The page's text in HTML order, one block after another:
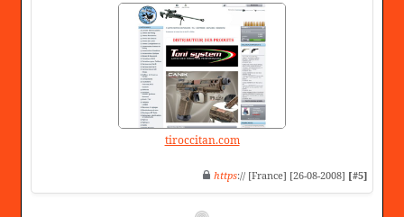
tiroccitan.com
https:// [France] [26-08-2008] [#5]